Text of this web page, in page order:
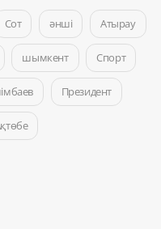
Сот әнші Атырау
шымкент Спорт
Президент